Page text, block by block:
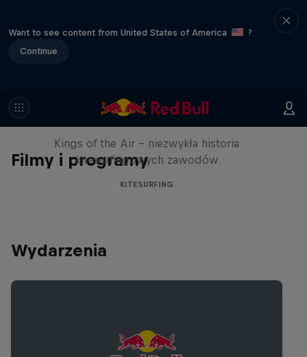
Want to see content from United States of America
?
Continue
Filmy i programy
Kings of the Air
Kings of the Air - niezwykła historia
kitesurfingowych zawodów
KITESURFING
Wydarzenia